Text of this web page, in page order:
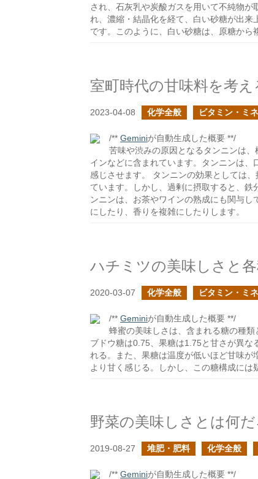
され、石灰乳や炭酸ガスを用いて不純物
れ、濃縮・結晶化を経て、白い砂糖が出
です。このように、白い砂糖は、原糖から
室町時代の甘味料を考え
2023-04-08 化学全般 ビタミン・ミ
/** Geminiが自動生成した概要 **/
苦味や渋みの原因となるタンニンは
インなどに含まれています。タンニンは
感じさせます。 タンニンの効果としては
ています。しかし、過剰に摂取すると、
ンニンは、お茶やワインの熟成にも関与
にしたり、香りを複雑にしたりします。
ハチミツの美味しさと
2020-03-07 化学全般 ビタミン・ミ
/** Geminiが自動生成した概要 **/
蜂蜜の美味しさは、含まれる糖の種
ブドウ糖は0.75、果糖は1.75と甘さが異な
れる。また、果糖は温度が低いほど甘味が
より甘く感じる。しかし、この糖構成には
野菜の美味しさとは何
2019-08-27 堆肥・肥料 化学全般
/** Geminiが自動生成した概要 **/